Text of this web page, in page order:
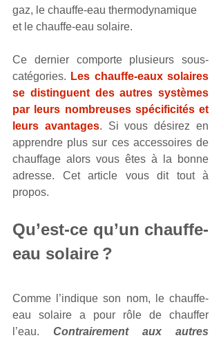
gaz, le chauffe-eau thermodynamique
et le chauffe-eau solaire.
Ce dernier comporte plusieurs sous-
catégories. Les chauffe-eaux solaires
se distinguent des autres systèmes
par leurs nombreuses spécificités et
leurs avantages. Si vous désirez en
apprendre plus sur ces accessoires de
chauffage alors vous êtes à la bonne
adresse. Cet article vous dit tout à
propos.
Qu’est-ce qu’un chauffe-
eau solaire ?
Comme l’indique son nom, le chauffe-
eau solaire a pour rôle de chauffer
l’eau. Contrairement aux autres